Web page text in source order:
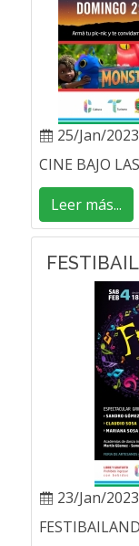
25/Jan/2023
CINE BAJO
Leer más...
23/Jan/2023